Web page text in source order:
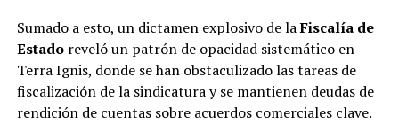
Sumado a esto, un dictamen explosivo de laFiscalía de
Estadoreveló un patrón de opacidad sistemático en
Terra Ignis, donde se han obstaculizado las tareas de
fiscalización de la sindicatura y se mantienen deudas de
rendición de cuentas sobre acuerdos comerciales clave.